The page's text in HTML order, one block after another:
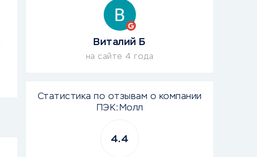
Виталий Б
на сайте 4 года
Статистика по отзывам о компании
ПЭК:Молл
4.4